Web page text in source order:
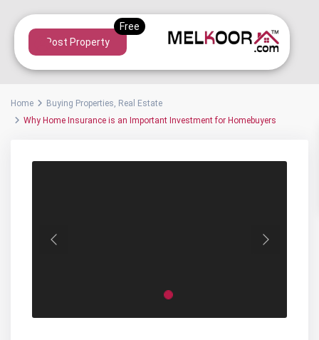
Post Property
Home Buying Properties, Real Estate
Why Home Insurance is an Important Investment for Homebuyers
Previous Next